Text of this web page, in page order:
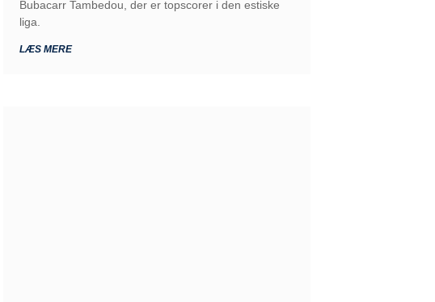
Bubacarr Tambedou, der er topscorer i den estiske
liga.
LÆS MERE